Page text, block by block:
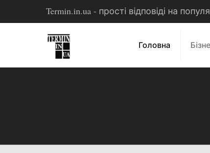
Termin.in.ua - прості відповіді на
Головна